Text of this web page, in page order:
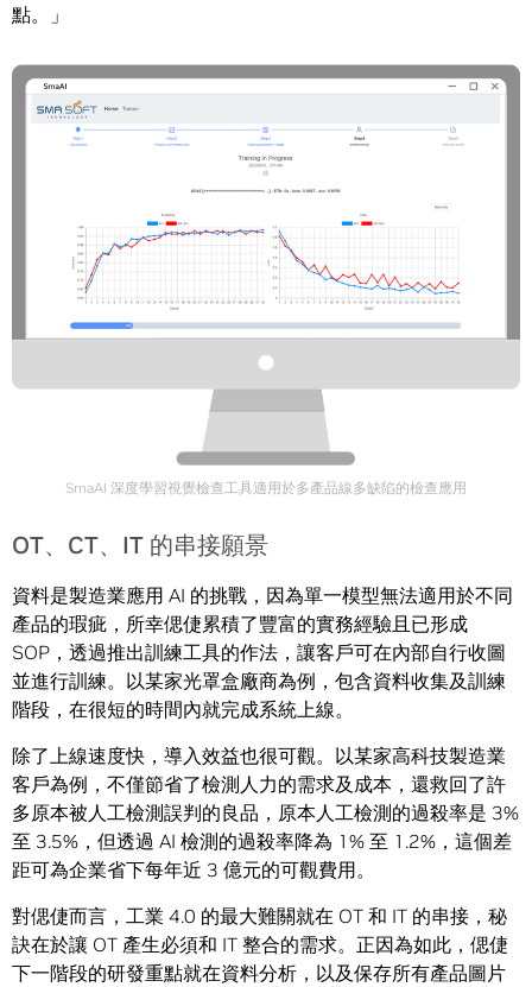
點。」
SmaAI 深度學習視覺檢查工具適用於多產品線多缺陷的檢查應用
OT、CT、IT 的串接願景
資料是製造業應用 AI 的挑戰，因為單一模型無法適用於不同
產品的瑕疵，所幸偲倢累積了豐富的實務經驗且已形成
SOP，透過推出訓練工具的作法，讓客戶可在內部自行收圖
並進行訓練。以某家光罩盒廠商為例，包含資料收集及訓練
階段，在很短的時間內就完成系統上線。
除了上線速度快，導入效益也很可觀。以某家高科技製造業
客戶為例，不僅節省了檢測人力的需求及成本，還救回了許
多原本被人工檢測誤判的良品，原本人工檢測的過殺率是 3%
至 3.5%，但透過 AI 檢測的過殺率降為 1% 至 1.2%，這個差
距可為企業省下每年近 3 億元的可觀費用。
對偲倢而言，工業 4.0 的最大難關就在 OT 和 IT 的串接，秘
訣在於讓 OT 產生必須和 IT 整合的需求。正因為如此，偲倢
下一階段的研發重點就在資料分析，以及保存所有產品圖片